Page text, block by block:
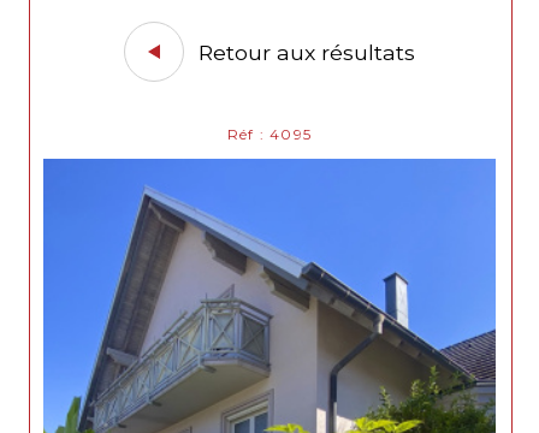
Retour aux résultats
Réf : 4095